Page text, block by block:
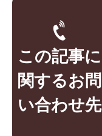
この記事に
関するお問
い合わせ先